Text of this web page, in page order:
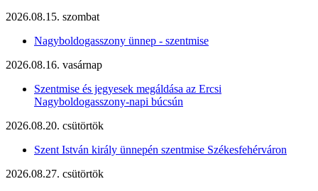
2026.08.15. szombat
Nagyboldogasszony ünnep - szentmise
2026.08.16. vasárnap
Szentmise és jegyesek megáldása az Ercsi
Nagyboldogasszony-napi búcsún
2026.08.20. csütörtök
Szent István király ünnepén szentmise Székesfehérváron
2026.08.27. csütörtök